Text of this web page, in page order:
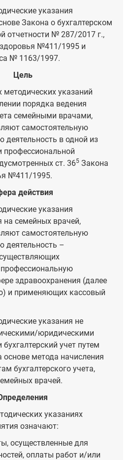
указания
Закона о бухгалтерском
отчетности № 287/2017 г.,
№411/1995 и
№ 1163/1997.
Цель
указаний
порядка ведения
семейными врачами,
самостоятельную
деятельность в одной из
профессиональной
ст. 365 Закона
№411/1995.
действия
указания
на семейных врачей,
самостоятельную
деятельность –
здравоохранения (далее
и применяющих кассовый
указания не
юридическими
учет путем
основе метода начисления
бухгалтерского учета,
врачей.
указаниях
означают:
осуществленные для
оплаты работ и/или